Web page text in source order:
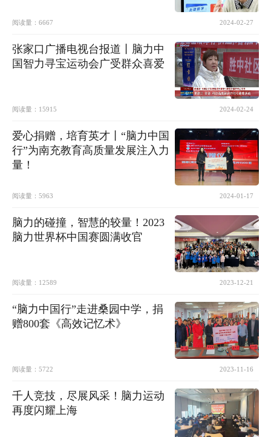
阅读量： 6667 2024-02-27
张家口广播电视台报道丨脑力中
国智力寻宝运动会广受群众喜爱
阅读量： 15915 2024-02-24
爱心捐赠，培育英才丨“脑力中国
行”为南充教育高质量发展注入力
量！
阅读量： 5963 2024-01-17
脑力的碰撞，智慧的较量！2023
脑力世界杯中国赛圆满收官
阅读量： 12589 2023-12-21
“脑力中国行”走进桑园中学，捐
赠800套《高效记忆术》
阅读量： 5722 2023-11-16
千人竞技，尽展风采！脑力运动
再度闪耀上海